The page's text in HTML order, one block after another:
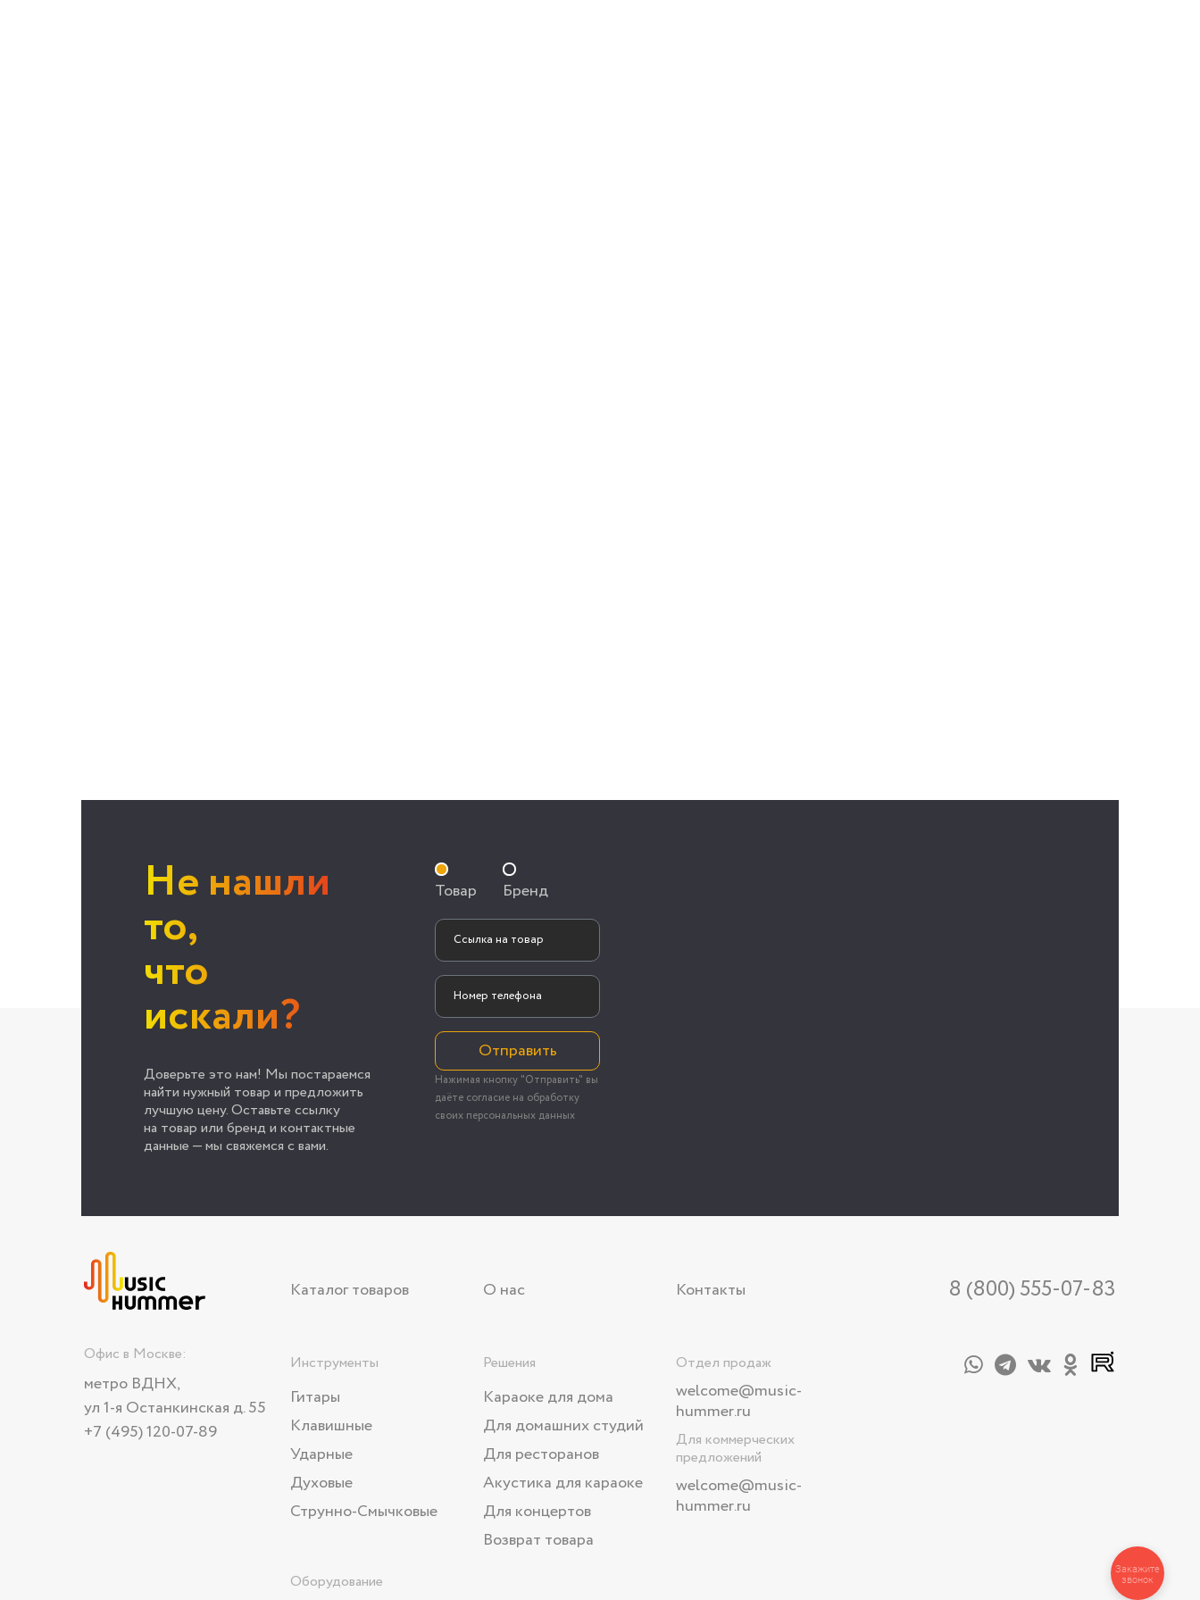
Не нашли
то,
что
искали?
Доверьте это нам! Мы постараемся
найти нужный товар и предложить
лучшую цену. Оставьте ссылку
на товар или бренд и контактные
данные — мы свяжемся с вами.
Товар Бренд
Отправить
Нажимая кнопку "Отправить" вы
даёте согласие на обработку
своих персональных данных
Каталог товаров О нас Контакты 8 (800) 555-07-83
Инструменты
Гитары
Клавишные
Ударные
Духовые
Струнно-Смычковые
Оборудование
Решения
Караоке для дома
Для домашних студий
Для ресторанов
Акустика для караоке
Для концертов
Возврат товара
Отдел продаж
welcome@music-
hummer.ru
Для коммерческих
предложений
welcome@music-
hummer.ru
Офис в Москве:
метро ВДНХ,
ул 1-я Останкинская д. 55
+7 (495) 120-07-89
Закажите
звонок